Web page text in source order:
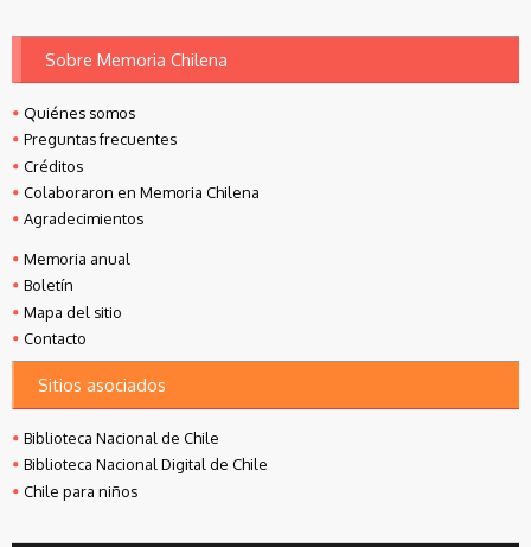
Sobre Memoria Chilena
Quiénes somos
Preguntas frecuentes
Créditos
Colaboraron en Memoria Chilena
Agradecimientos
Memoria anual
Boletín
Mapa del sitio
Contacto
Sitios asociados
Biblioteca Nacional de Chile
Biblioteca Nacional Digital de Chile
Chile para niños